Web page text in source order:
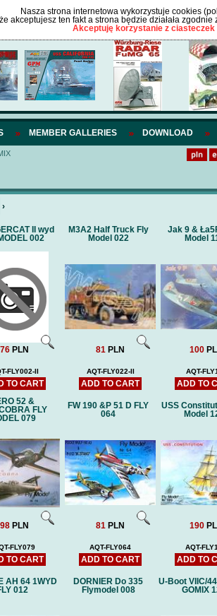
Nasza strona internetowa wykorzystuje cookies
akceptujesz ten fakt a strona będzie działała
Akceptuję korzystanie z ciasteczek
MEMBER GALLERIES DOWNLOAD
›
II wyd
002
76 PLN
FLY002-II
TO CART
M3A2 Half Truck Fly
Model 022
81 PLN
AQT-FLY022-II
ADD TO CART
Jak 9 &
Model
100
AQT-
ADD TO
52 &
FLY
079
98 PLN
FLY079
TO CART
FW 190 &P 51 D FLY
064
81 PLN
AQT-FLY064
ADD TO CART
USS
Model
190
AQT-
ADD TO
AH 64 1WYD
012
DORNIER Do 335
Flymodel 008
U-Boot VIIC/
GOMIX